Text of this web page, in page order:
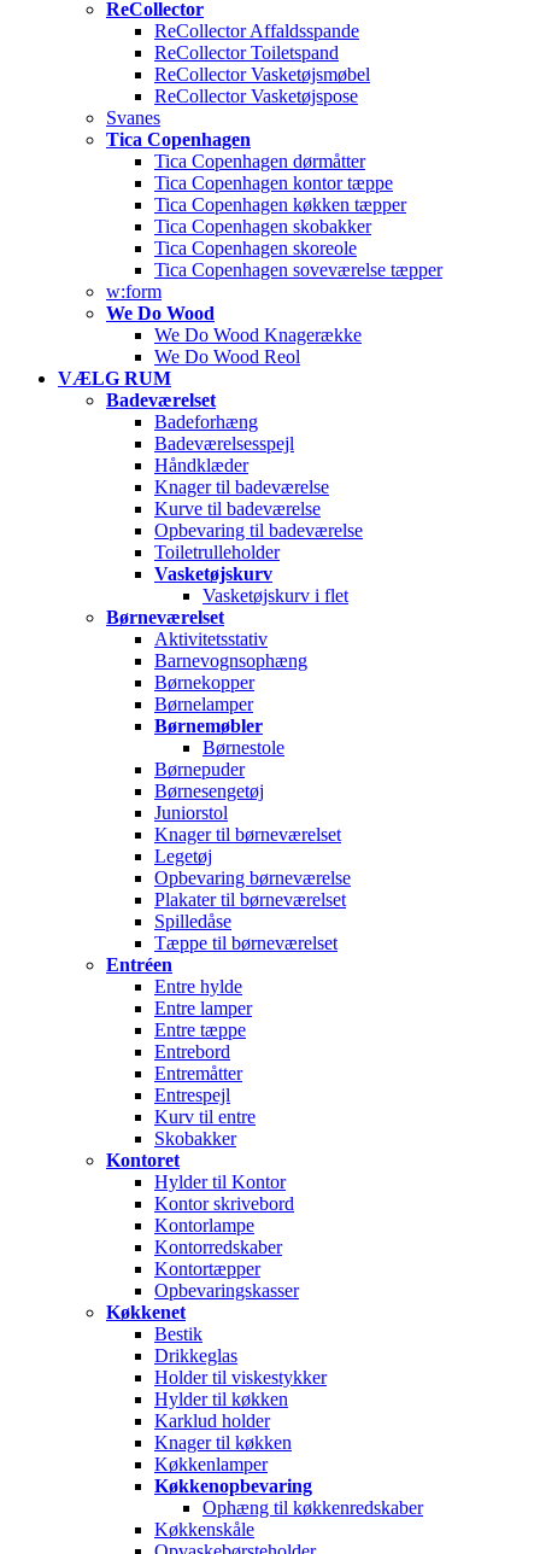
ReCollector
ReCollector Affaldsspande
ReCollector Toiletspand
ReCollector Vasketøjsmøbel
ReCollector Vasketøjspose
Svanes
Tica Copenhagen
Tica Copenhagen dørmåtter
Tica Copenhagen kontor tæppe
Tica Copenhagen køkken tæpper
Tica Copenhagen skobakker
Tica Copenhagen skoreole
Tica Copenhagen soveværelse tæpper
w:form
We Do Wood
We Do Wood Knagerække
We Do Wood Reol
VÆLG RUM
Badeværelset
Badeforhæng
Badeværelsesspejl
Håndklæder
Knager til badeværelse
Kurve til badeværelse
Opbevaring til badeværelse
Toiletrulleholder
Vasketøjskurv
Vasketøjskurv i flet
Børneværelset
Aktivitetsstativ
Barnevognsophæng
Børnekopper
Børnelamper
Børnemøbler
Børnestole
Børnepuder
Børnesengetøj
Juniorstol
Knager til børneværelset
Legetøj
Opbevaring børneværelse
Plakater til børneværelset
Spilledåse
Tæppe til børneværelset
Entréen
Entre hylde
Entre lamper
Entre tæppe
Entrebord
Entremåtter
Entrespejl
Kurv til entre
Skobakker
Kontoret
Hylder til Kontor
Kontor skrivebord
Kontorlampe
Kontorredskaber
Kontortæpper
Opbevaringskasser
Køkkenet
Bestik
Drikkeglas
Holder til viskestykker
Hylder til køkken
Karklud holder
Knager til køkken
Køkkenlamper
Køkkenopbevaring
Ophæng til køkkenredskaber
Køkkenskåle